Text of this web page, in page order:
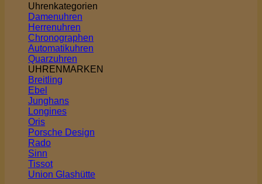
Uhrenkategorien
Damenuhren
Herrenuhren
Chronographen
Automatikuhren
Quarzuhren
UHRENMARKEN
Breitling
Ebel
Junghans
Longines
Oris
Porsche Design
Rado
Sinn
Tissot
Union Glashütte